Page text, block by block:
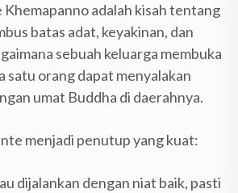
Khemapanno adalah kisah tentang
batas adat, keyakinan, dan
sebuah keluarga membuka
satu orang dapat menyalakan
umat Buddha di daerahnya.
menjadi penutup yang kuat:
dijalankan dengan niat baik, pasti